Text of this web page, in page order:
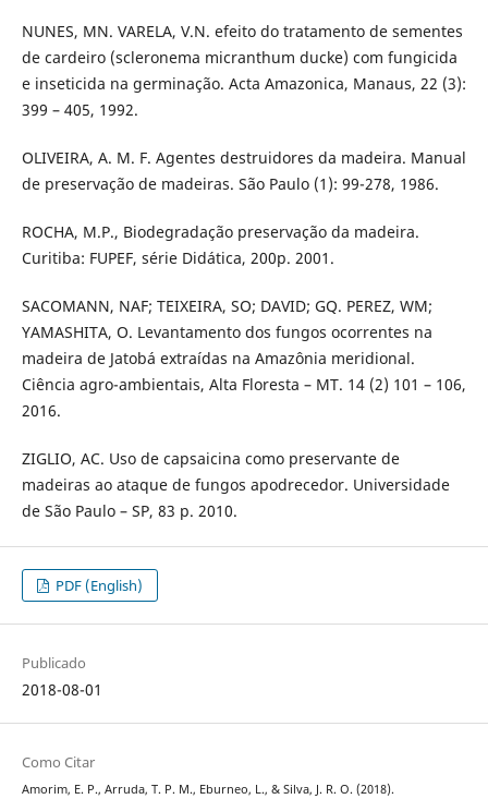
NUNES, MN. VARELA, V.N. efeito do tratamento de sementes
de cardeiro (scleronema micranthum ducke) com fungicida
e inseticida na germinação. Acta Amazonica, Manaus, 22 (3):
399 – 405, 1992.
OLIVEIRA, A. M. F. Agentes destruidores da madeira. Manual
de preservação de madeiras. São Paulo (1): 99-278, 1986.
ROCHA, M.P., Biodegradação preservação da madeira.
Curitiba: FUPEF, série Didática, 200p. 2001.
SACOMANN, NAF; TEIXEIRA, SO; DAVID; GQ. PEREZ, WM;
YAMASHITA, O. Levantamento dos fungos ocorrentes na
madeira de Jatobá extraídas na Amazônia meridional.
Ciência agro-ambientais, Alta Floresta – MT. 14 (2) 101 – 106,
2016.
ZIGLIO, AC. Uso de capsaicina como preservante de
madeiras ao ataque de fungos apodrecedor. Universidade
de São Paulo – SP, 83 p. 2010.
PDF (English)
Publicado
2018-08-01
Como Citar
Amorim, E. P., Arruda, T. P. M., Eburneo, L., & Silva, J. R. O. (2018).